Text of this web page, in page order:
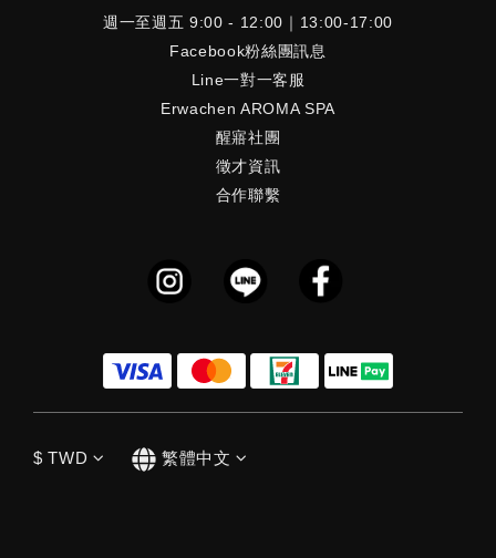
週一至週五 9:00 - 12:00｜13:00-17:00
Facebook粉絲團訊息
Line一對一客服
Erwachen AROMA SPA
醒寤社團
徵才資訊
合作聯繫
$ TWD 繁體中文